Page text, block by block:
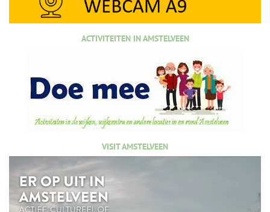
ACTIVITEITEN IN AMSTELVEEN
VISIT AMSTELVEEN